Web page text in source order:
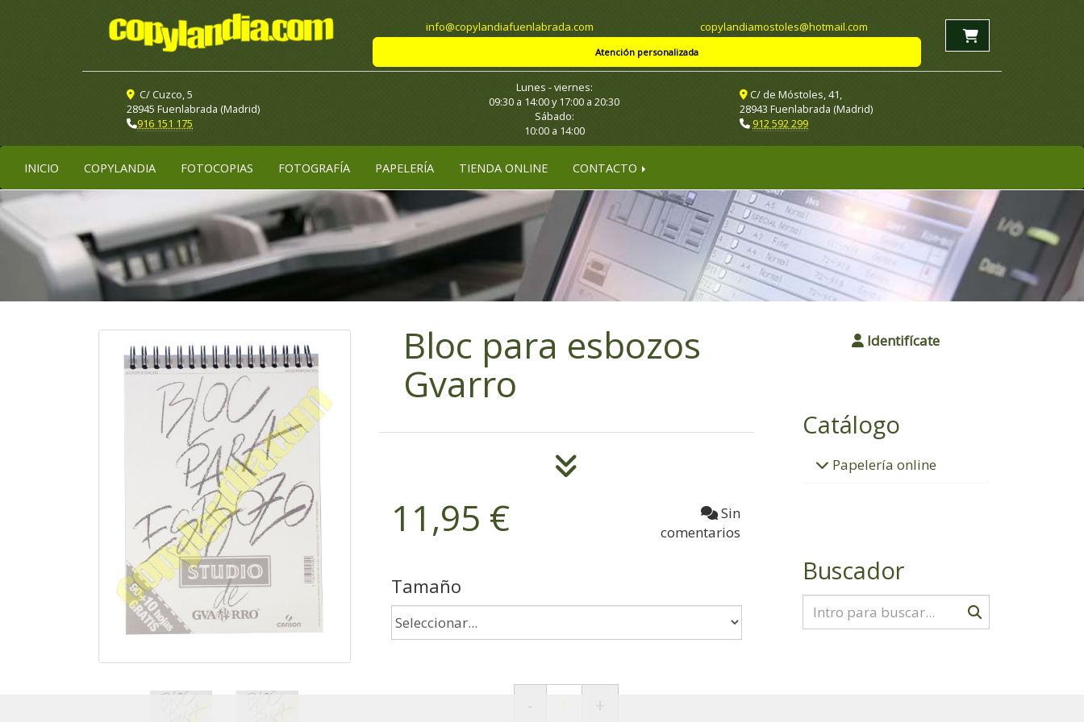
info copylandiafuenlabrada.com copylandiamostoles hotmail.com
Atención personalizada
C/ Cuzco, 5
28945 Fuenlabrada (Madrid)
916 151 175
Lunes - viernes:
09:30 a 14:00 y 17:00 a 20:30
Sábado:
10:00 a 14:00
C/ de Móstoles, 41,
28943 Fuenlabrada (Madrid)
912 592 299
INICIO COPYLANDIA FOTOCOPIAS FOTOGRAFÍA PAPELERÍA TIENDA ONLINE CONTACTO
Bloc para esbozos
Gvarro
11,95 €
Sin
comentarios
Tamaño
- +
Identifícate
Catálogo
Papelería online
Buscador